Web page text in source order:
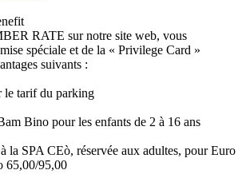
RATE sur notre site web, vous
spéciale et de la « Privilege Card »
suivants :
le tarif du parking
Bino pour les enfants de 2 à 16 ans
la SPA CEò, réservée aux adultes, pour Euro
65,00/95,00